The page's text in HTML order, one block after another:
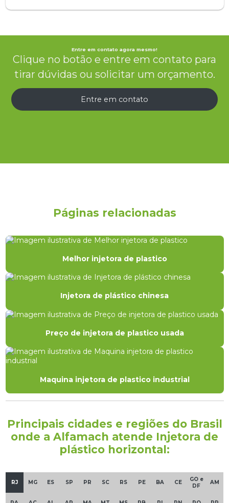
Entre em contato agora mesmo!
Clique no botão e entre em contato para
tirar dúvidas ou solicitar um orçamento.
Entre em contato
Páginas relacionadas
Melhor injetora de plastico
Injetora de plástico chinesa
Preço de injetora de plastico usada
Maquina injetora de plastico industrial
Principais cidades e regiões do Brasil
onde a Alfamach atende Injetora de
plástico horizontal:
RJ MG ES SP PR SC RS PE BA CE
GO e
DF
AM